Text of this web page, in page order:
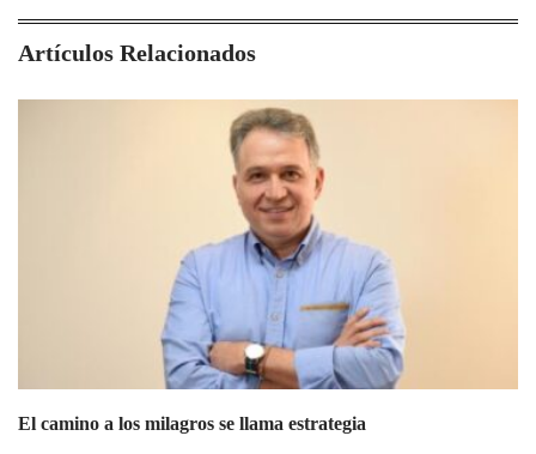
Artículos Relacionados
El camino a los milagros se llama estrategia